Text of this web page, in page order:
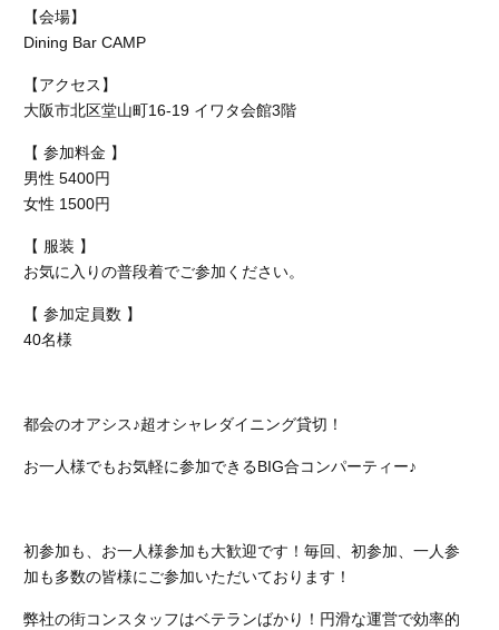
【会場】
Dining Bar CAMP
【アクセス】
大阪市北区堂山町16-19 イワタ会館3階
【 参加料金 】
男性 5400円
女性 1500円
【 服装 】
お気に入りの普段着でご参加ください。
【 参加定員数 】
40名様
都会のオアシス♪超オシャレダイニング貸切！
お一人様でもお気軽に参加できるBIG合コンパーティー♪
初参加も、お一人様参加も大歓迎です！毎回、初参加、一人参
加も多数の皆様にご参加いただいております！
弊社の街コンスタッフはベテランばかり！円滑な運営で効率的